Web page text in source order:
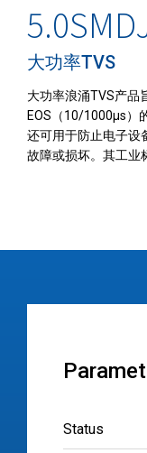
大功率TVS
大功率浪涌TVS产品
EOS（10/1000µs）
还可用于防止电子设
故障或损坏。其工业
Status